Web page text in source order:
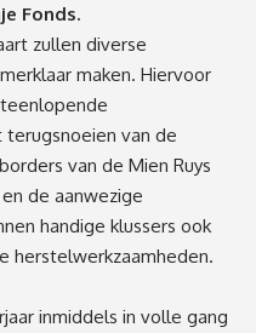
Fonds.
zullen diverse
maken. Hiervoor
van de
van de Mien Ruys
de aanwezige
handige klussers ook
herstelwerkzaamheden.
inmiddels in volle gang